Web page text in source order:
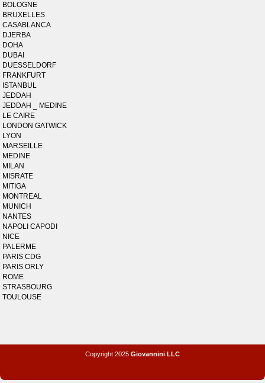
BOLOGNE
BRUXELLES
CASABLANCA
DJERBA
DOHA
DUBAI
DUESSELDORF
FRANKFURT
ISTANBUL
JEDDAH
JEDDAH _ MEDINE
LE CAIRE
LONDON GATWICK
LYON
MARSEILLE
MEDINE
MILAN
MISRATE
MITIGA
MONTREAL
MUNICH
NANTES
NAPOLI CAPODI
NICE
PALERME
PARIS CDG
PARIS ORLY
ROME
STRASBOURG
TOULOUSE
Copyright 2025 Giovannini LLC